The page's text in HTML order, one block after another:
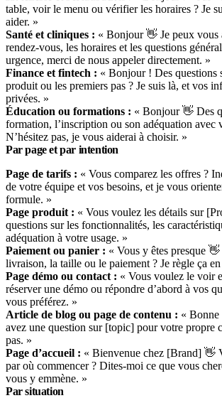
table, voir le menu ou vérifier les horaires ? Je
aider. »
Santé et cliniques : « Bonjour 👋 Je peux vous
rendez-vous, les horaires et les questions
urgence, merci de nous appeler directement. »
Finance et fintech : « Bonjour ! Des questions
produit ou les premiers pas ? Je suis là, et vos
privées. »
Éducation ou formations : « Bonjour 👋 Des
formation, l’inscription ou son adéquation avec
N’hésitez pas, je vous aiderai à choisir. »
Par page et par intention
Page de tarifs : « Vous comparez les offres ?
de votre équipe et vos besoins, et je vous
formule. »
Page produit : « Vous voulez les détails sur
questions sur les fonctionnalités, les
adéquation à votre usage. »
Paiement ou panier : « Vous y êtes presque
livraison, la taille ou le paiement ? Je règle ça
Page démo ou contact : « Vous voulez le voir
réserver une démo ou répondre d’abord à vos
vous préférez. »
Article de blog ou page de contenu : « Bonne
avez une question sur [topic] pour votre propre
pas. »
Page d’accueil : « Bienvenue chez [Brand] 👋
par où commencer ? Dites-moi ce que vous
vous y emmène. »
Par situation